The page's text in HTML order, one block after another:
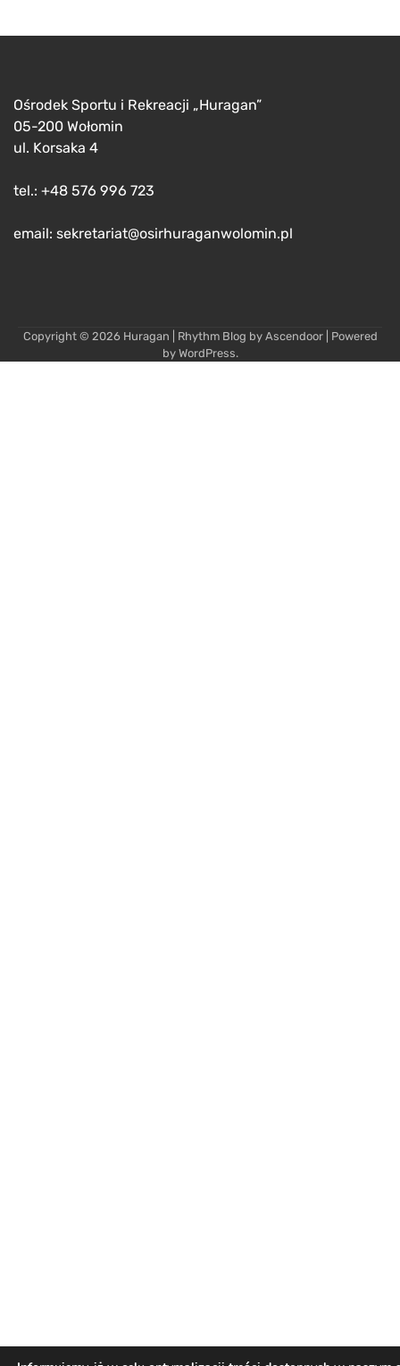
Ośrodek Sportu i Rekreacji „Huragan”
05-200 Wołomin
ul. Korsaka 4
tel.: +48 576 996 723
email: sekretariat@osirhuraganwolomin.pl
Copyright © 2026 Huragan | Rhythm Blog by Ascendoor| Powered
by WordPress.